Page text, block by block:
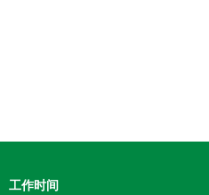
工作时间